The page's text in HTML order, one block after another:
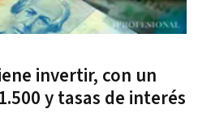
invertir, con un
y tasas de interés